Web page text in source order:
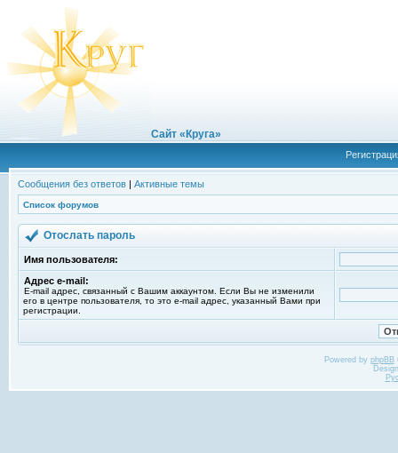
Сайт «Круга»
Сообщения без ответов | Активные темы
Список форумов
Отослать пароль
Имя пользователя:
Адрес e-mail:
E-mail адрес, связанный с Вашим аккаунтом. Если Вы не изменили
его в центре пользователя, то это e-mail адрес, указанный Вами при
регистрации.
Powered by phpBB